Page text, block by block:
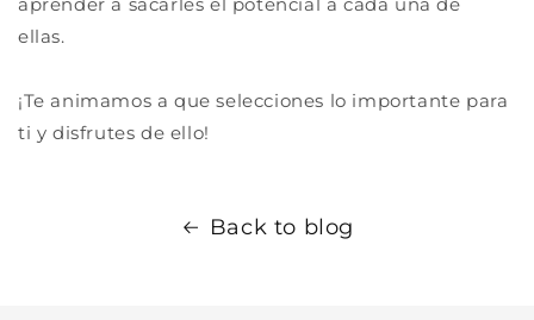
ellas.
¡Te animamos a que selecciones lo importante para
ti y disfrutes de ello!
Back to blog